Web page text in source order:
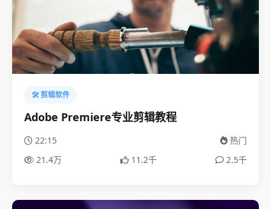
🛠️ 剪辑软件
Adobe Premiere专业剪辑教程
22:15
热门
21.4万
11.2千 2.5千